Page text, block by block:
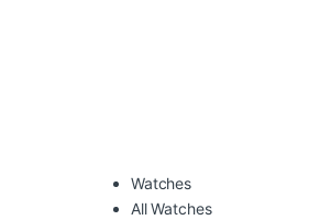
Watches
All Watches